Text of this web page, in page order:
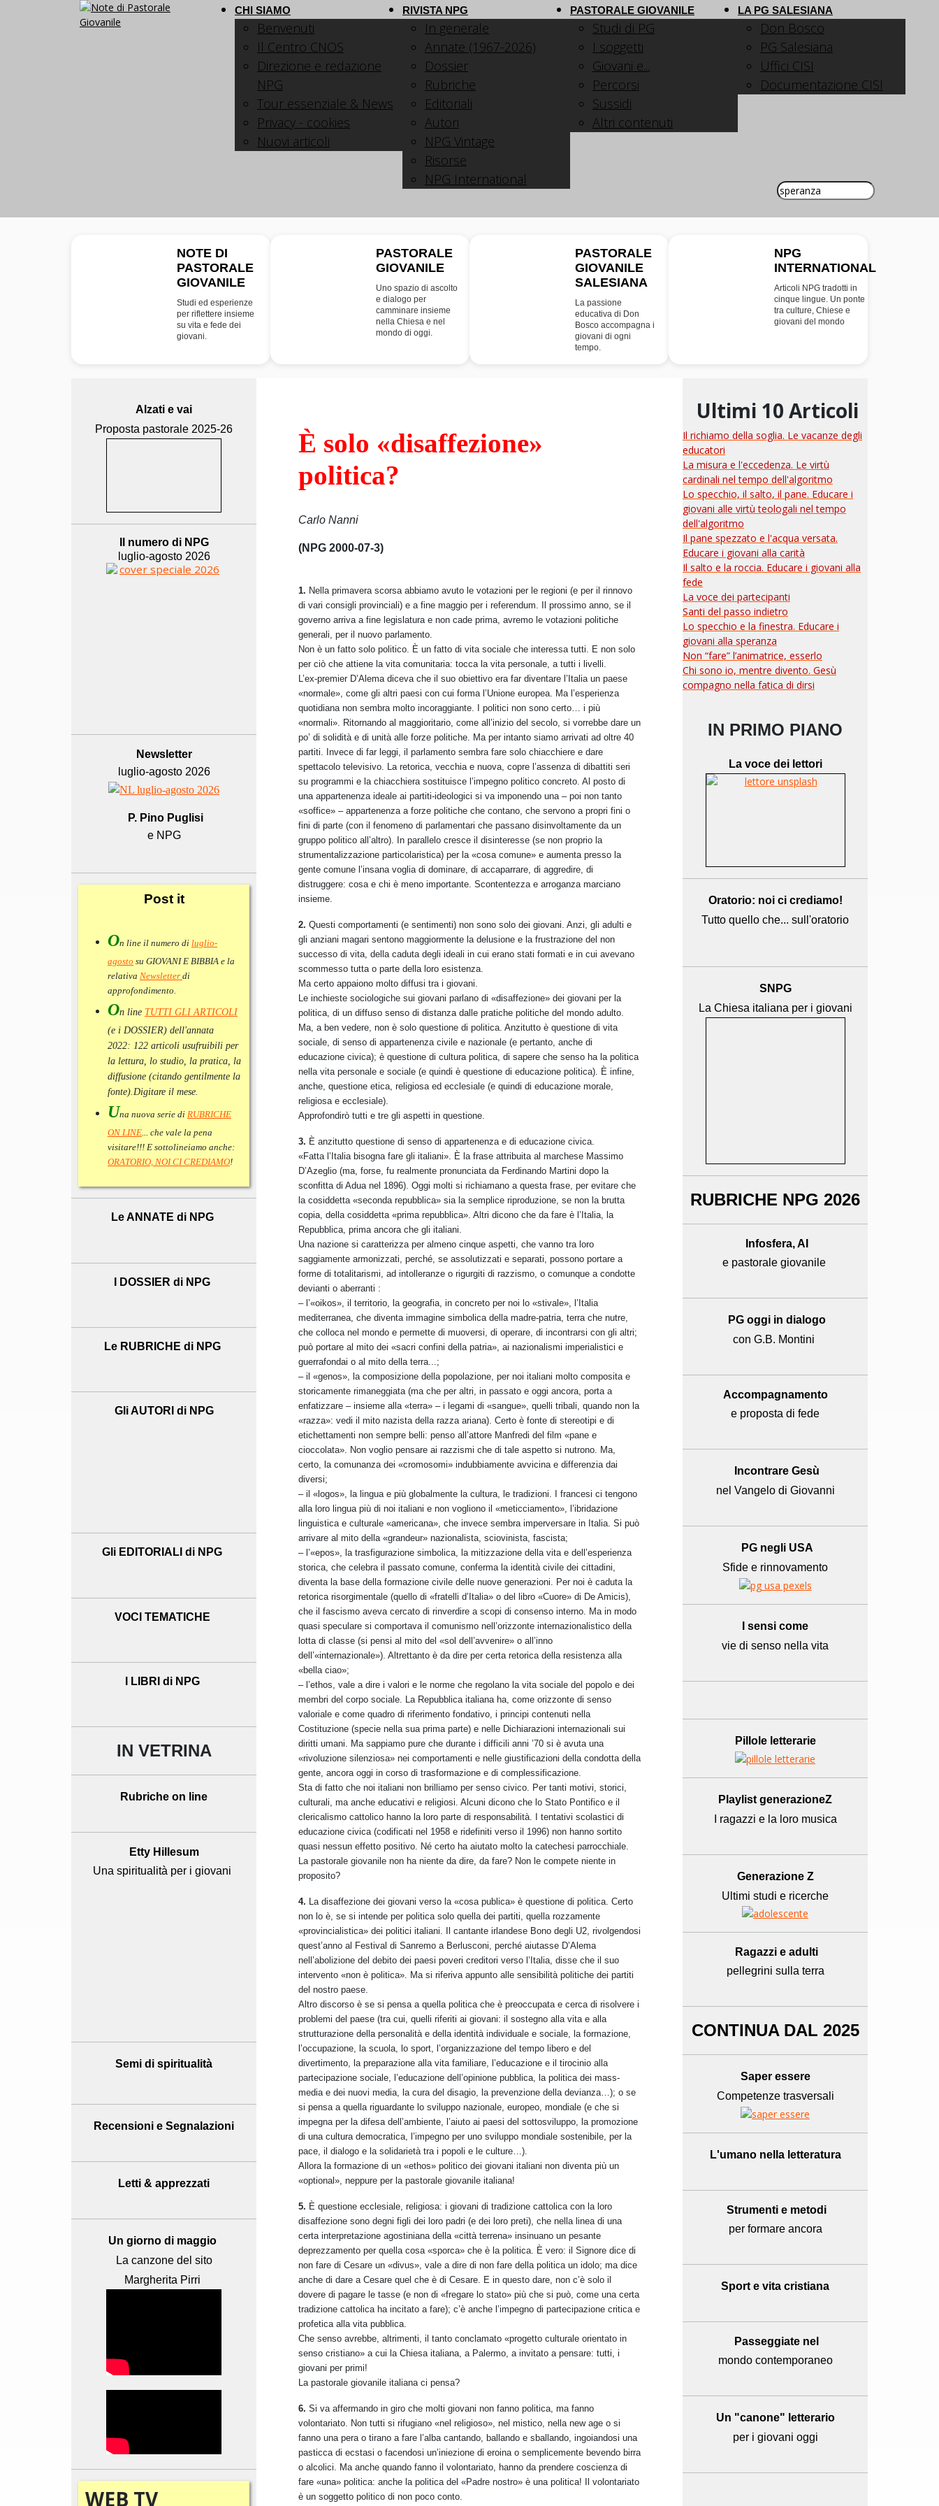
CHI SIAMO
Benvenuti
Il Centro CNOS
Direzione e redazione
NPG
Tour essenziale & News
Privacy - cookies
Nuovi articoli
RIVISTA NPG
In generale
Annate (1967-2026)
Dossier
Rubriche
Editoriali
Autori
NPG Vintage
Risorse
NPG International
PASTORALE GIOVANILE
Studi di PG
I soggetti
Giovani e...
Percorsi
Sussidi
Altri contenuti
LA PG SALESIANA
Don Bosco
PG Salesiana
Uffici CISI
Documentazione CISI
NOTE DI
PASTORALE
GIOVANILE
Studi ed esperienze
per riflettere insieme
su vita e fede dei
giovani.
PASTORALE
GIOVANILE
Uno spazio di ascolto
e dialogo per
camminare insieme
nella Chiesa e nel
mondo di oggi.
PASTORALE
GIOVANILE
SALESIANA
La passione
educativa di Don
Bosco accompagna i
giovani di ogni
tempo.
NPG
INTERNATIONAL
Articoli NPG tradotti in
cinque lingue. Un ponte
tra culture, Chiese e
giovani del mondo
Alzati e vai
Proposta pastorale 2025-26
Il numero di NPG
luglio-agosto 2026
Newsletter
luglio-agosto 2026
P. Pino Puglisi
e NPG
Postit
On line il numero di luglio-
agosto su GIOVANI E BIBBIA e la
relativa Newsletter di
approfondimento.
On line TUTTI GLI ARTICOLI
(e i DOSSIER) dell'annata
2022: 122 articoli usufruibili per
la lettura, lo studio, la pratica, la
diffusione (citando gentilmente la
fonte).Digitare il mese.
Una nuova serie di RUBRICHE
ON LINE... che vale la pena
visitare!!! E sottolineiamo anche:
ORATORIO, NOI CI CREDIAMO!
Le ANNATE di NPG
I DOSSIER di NPG
Le RUBRICHE di NPG
Gli AUTORI di NPG
Gli EDITORIALI di NPG
VOCI TEMATICHE
I LIBRI di NPG
IN VETRINA
Rubriche on line
Etty Hillesum
Una spiritualità per i giovani
Semi di spiritualità
Recensioni e Segnalazioni
Letti & apprezzati
Un giorno di maggio
La canzone del sito
Margherita Pirri
WEB TV
È solo «disaffezione»
politica?
Carlo Nanni
(NPG 2000-07-3)
1. Nella primavera scorsa abbiamo avuto le votazioni per le regioni (e per il rinnovo
di vari consigli provinciali) e a fine maggio per i referendum. Il prossimo anno, se il
governo arriva a fine legislatura e non cade prima, avremo le votazioni politiche
generali, per il nuovo parlamento.
Non è un fatto solo politico. È un fatto di vita sociale che interessa tutti. E non solo
per ciò che attiene la vita comunitaria: tocca la vita personale, a tutti i livelli.
L’ex-premier D’Alema diceva che il suo obiettivo era far diventare l’Italia un paese
«normale», come gli altri paesi con cui forma l’Unione europea. Ma l’esperienza
quotidiana non sembra molto incoraggiante. I politici non sono certo… i più
«normali». Ritornando al maggioritario, come all’inizio del secolo, si vorrebbe dare un
po’ di solidità e di unità alle forze politiche. Ma per intanto siamo arrivati ad oltre 40
partiti. Invece di far leggi, il parlamento sembra fare solo chiacchiere e dare
spettacolo televisivo. La retorica, vecchia e nuova, copre l’assenza di dibattiti seri
su programmi e la chiacchiera sostituisce l’impegno politico concreto. Al posto di
una appartenenza ideale ai partiti-ideologici si va imponendo una – poi non tanto
«soffice» – appartenenza a forze politiche che contano, che servono a propri fini o
fini di parte (con il fenomeno di parlamentari che passano disinvoltamente da un
gruppo politico all’altro). In parallelo cresce il disinteresse (se non proprio la
strumentalizzazione particolaristica) per la «cosa comune» e aumenta presso la
gente comune l’insana voglia di dominare, di accaparrare, di aggredire, di
distruggere: cosa e chi è meno importante. Scontentezza e arroganza marciano
insieme.
2. Questi comportamenti (e sentimenti) non sono solo dei giovani. Anzi, gli adulti e
gli anziani magari sentono maggiormente la delusione e la frustrazione del non
successo di vita, della caduta degli ideali in cui erano stati formati e in cui avevano
scommesso tutta o parte della loro esistenza.
Ma certo appaiono molto diffusi tra i giovani.
Le inchieste sociologiche sui giovani parlano di «disaffezione» dei giovani per la
politica, di un diffuso senso di distanza dalle pratiche politiche del mondo adulto.
Ma, a ben vedere, non è solo questione di politica. Anzitutto è questione di vita
sociale, di senso di appartenenza civile e nazionale (e pertanto, anche di
educazione civica); è questione di cultura politica, di sapere che senso ha la politica
nella vita personale e sociale (e quindi è questione di educazione politica). È infine,
anche, questione etica, religiosa ed ecclesiale (e quindi di educazione morale,
religiosa e ecclesiale).
Approfondirò tutti e tre gli aspetti in questione.
3. È anzitutto questione di senso di appartenenza e di educazione civica.
«Fatta l’Italia bisogna fare gli italiani». È la frase attribuita al marchese Massimo
D’Azeglio (ma, forse, fu realmente pronunciata da Ferdinando Martini dopo la
sconfitta di Adua nel 1896). Oggi molti si richiamano a questa frase, per evitare che
la cosiddetta «seconda repubblica» sia la semplice riproduzione, se non la brutta
copia, della cosiddetta «prima repubblica». Altri dicono che da fare è l’Italia, la
Repubblica, prima ancora che gli italiani.
Una nazione si caratterizza per almeno cinque aspetti, che vanno tra loro
saggiamente armonizzati, perché, se assolutizzati e separati, possono portare a
forme di totalitarismi, ad intolleranze o rigurgiti di razzismo, o comunque a condotte
devianti o aberranti :
– l’«oikos», il territorio, la geografia, in concreto per noi lo «stivale», l’Italia
mediterranea, che diventa immagine simbolica della madre-patria, terra che nutre,
che colloca nel mondo e permette di muoversi, di operare, di incontrarsi con gli altri;
può portare al mito dei «sacri confini della patria», ai nazionalismi imperialistici e
guerrafondai o al mito della terra...;
– il «genos», la composizione della popolazione, per noi italiani molto composita e
storicamente rimaneggiata (ma che per altri, in passato e oggi ancora, porta a
enfatizzare – insieme alla «terra» – i legami di «sangue», quelli tribali, quando non la
«razza»: vedi il mito nazista della razza ariana). Certo è fonte di stereotipi e di
etichettamenti non sempre belli: penso all’attore Manfredi del film «pane e
cioccolata». Non voglio pensare ai razzismi che di tale aspetto si nutrono. Ma,
certo, la comunanza dei «cromosomi» indubbiamente avvicina e differenzia dai
diversi;
– il «logos», la lingua e più globalmente la cultura, le tradizioni. I francesi ci tengono
alla loro lingua più di noi italiani e non vogliono il «meticciamento», l’ibridazione
linguistica e culturale «americana», che invece sembra imperversare in Italia. Si può
arrivare al mito della «grandeur» nazionalista, sciovinista, fascista;
– l’«epos», la trasfigurazione simbolica, la mitizzazione della vita e dell’esperienza
storica, che celebra il passato comune, conferma la identità civile dei cittadini,
diventa la base della formazione civile delle nuove generazioni. Per noi è caduta la
retorica risorgimentale (quello di «fratelli d’Italia» o del libro «Cuore» di De Amicis),
che il fascismo aveva cercato di rinverdire a scopi di consenso interno. Ma in modo
quasi speculare si comportava il comunismo nell’orizzonte internazionalistico della
lotta di classe (si pensi al mito del «sol dell’avvenire» o all’inno
dell’«internazionale»). Altrettanto è da dire per certa retorica della resistenza alla
«bella ciao»;
– l’ethos, vale a dire i valori e le norme che regolano la vita sociale del popolo e dei
membri del corpo sociale. La Repubblica italiana ha, come orizzonte di senso
valoriale e come quadro di riferimento fondativo, i principi contenuti nella
Costituzione (specie nella sua prima parte) e nelle Dichiarazioni internazionali sui
diritti umani. Ma sappiamo pure che durante i difficili anni ’70 si è avuta una
«rivoluzione silenziosa» nei comportamenti e nelle giustificazioni della condotta della
gente, ancora oggi in corso di trasformazione e di complessificazione.
Sta di fatto che noi italiani non brilliamo per senso civico. Per tanti motivi, storici,
culturali, ma anche educativi e religiosi. Alcuni dicono che lo Stato Pontifico e il
clericalismo cattolico hanno la loro parte di responsabilità. I tentativi scolastici di
educazione civica (codificati nel 1958 e ridefiniti verso il 1996) non hanno sortito
quasi nessun effetto positivo. Né certo ha aiutato molto la catechesi parrocchiale.
La pastorale giovanile non ha niente da dire, da fare? Non le compete niente in
proposito?
4. La disaffezione dei giovani verso la «cosa publica» è questione di politica. Certo
non lo è, se si intende per politica solo quella dei partiti, quella rozzamente
«provincialistica» dei politici italiani. Il cantante irlandese Bono degli U2, rivolgendosi
quest’anno al Festival di Sanremo a Berlusconi, perché aiutasse D’Alema
nell’abolizione del debito dei paesi poveri creditori verso l’Italia, disse che il suo
intervento «non è politica». Ma si riferiva appunto alle sensibilità politiche dei partiti
del nostro paese.
Altro discorso è se si pensa a quella politica che è preoccupata e cerca di risolvere i
problemi del paese (tra cui, quelli riferiti ai giovani: il sostegno alla vita e alla
strutturazione della personalità e della identità individuale e sociale, la formazione,
l’occupazione, la scuola, lo sport, l’organizzazione del tempo libero e del
divertimento, la preparazione alla vita familiare, l’educazione e il tirocinio alla
partecipazione sociale, l’educazione dell’opinione pubblica, la politica dei mass-
media e dei nuovi media, la cura del disagio, la prevenzione della devianza…); o se
si pensa a quella riguardante lo sviluppo nazionale, europeo, mondiale (e che si
impegna per la difesa dell’ambiente, l’aiuto ai paesi del sottosviluppo, la promozione
di una cultura democratica, l’impegno per uno sviluppo mondiale sostenibile, per la
pace, il dialogo e la solidarietà tra i popoli e le culture…).
Allora la formazione di un «ethos» politico dei giovani italiani non diventa più un
«optional», neppure per la pastorale giovanile italiana!
5. È questione ecclesiale, religiosa: i giovani di tradizione cattolica con la loro
disaffezione sono degni figli dei loro padri (e dei loro preti), che nella linea di una
certa interpretazione agostiniana della «città terrena» insinuano un pesante
deprezzamento per quella cosa «sporca» che è la politica. È vero: il Signore dice di
non fare di Cesare un «divus», vale a dire di non fare della politica un idolo; ma dice
anche di dare a Cesare quel che è di Cesare. E in questo dare, non c’è solo il
dovere di pagare le tasse (e non di «fregare lo stato» più che si può, come una certa
tradizione cattolica ha incitato a fare); c’è anche l’impegno di partecipazione critica e
profetica alla vita pubblica.
Che senso avrebbe, altrimenti, il tanto conclamato «progetto culturale orientato in
senso cristiano» a cui la Chiesa italiana, a Palermo, a invitato a pensare: tutti, i
giovani per primi!
La pastorale giovanile italiana ci pensa?
6. Si va affermando in giro che molti giovani non fanno politica, ma fanno
volontariato. Non tutti si rifugiano «nel religioso», nel mistico, nella new age o si
fanno una pera o tirano a fare l’alba cantando, ballando e sballando, ingoiandosi una
pasticca di ecstasi o facendosi un’iniezione di eroina o semplicemente bevendo birra
o alcolici. Ma anche quando fanno il volontariato, hanno da prendere coscienza di
fare «una» politica: anche la politica del «Padre nostro» è una politica! Il volontariato
è un soggetto politico di non poco conto.
Ultimi 10 Articoli
Il richiamo della soglia. Le vacanze degli
educatori
La misura e l'eccedenza. Le virtù
cardinali nel tempo dell'algoritmo
Lo specchio, il salto, il pane. Educare i
giovani alle virtù teologali nel tempo
dell'algoritmo
Il pane spezzato e l'acqua versata.
Educare i giovani alla carità
Il salto e la roccia. Educare i giovani alla
fede
La voce dei partecipanti
Santi del passo indietro
Lo specchio e la finestra. Educare i
giovani alla speranza
Non “fare” l’animatrice, esserlo
Chi sono io, mentre divento. Gesù
compagno nella fatica di dirsi
IN PRIMO PIANO
La voce dei lettori
Oratorio: noi ci crediamo!
Tutto quello che... sull'oratorio
SNPG
La Chiesa italiana per i giovani
RUBRICHE NPG 2026
Infosfera, AI
e pastorale giovanile
PG oggi in dialogo
con G.B. Montini
Accompagnamento
e proposta di fede
Incontrare Gesù
nel Vangelo di Giovanni
PG negli USA
Sfide e rinnovamento
I sensi come
vie di senso nella vita
Pillole letterarie
Playlist generazioneZ
I ragazzi e la loro musica
Generazione Z
Ultimi studi e ricerche
Ragazzi e adulti
pellegrini sulla terra
CONTINUA DAL 2025
Saper essere
Competenze trasversali
L'umanonella letteratura
Strumenti e metodi
per formare ancora
Sport e vita cristiana
Passeggiate nel
mondo contemporaneo
Un "canone" letterario
per i giovani oggi